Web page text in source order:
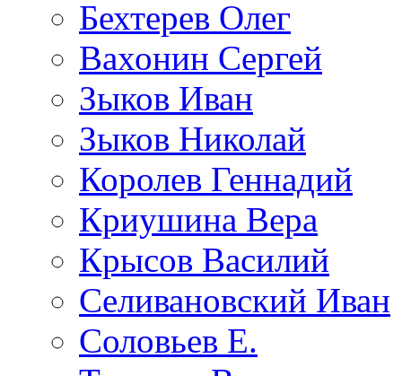
Бехтерев Олег
Вахонин Сергей
Зыков Иван
Зыков Николай
Королев Геннадий
Криушина Вера
Крысов Василий
Селивановский Иван
Соловьев Е.